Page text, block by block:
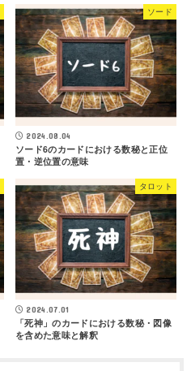
ソード
2024.08.04
ソード6のカードにおける数秘と正位
置・逆位置の意味
タロット
2024.07.01
「死神」のカードにおける数秘・図像
を含めた意味と解釈